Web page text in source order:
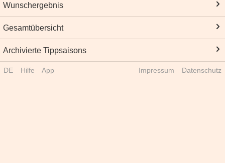
Wunschergebnis
Gesamtübersicht
Archivierte Tippsaisons
DE Hilfe App Impressum Datenschutz